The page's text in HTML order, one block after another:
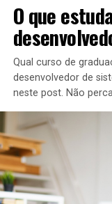
O que
Qual curso de
desenvolvedor de
neste post. Não